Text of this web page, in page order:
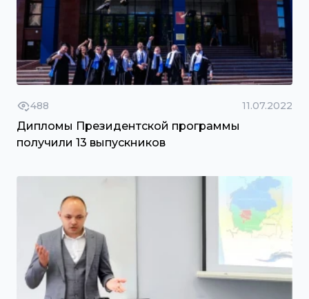
488 11.07.2022
Дипломы Президентской программы
получили 13 выпускников